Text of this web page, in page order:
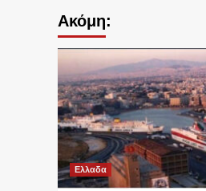
Ακόμη:
Ελλαδα